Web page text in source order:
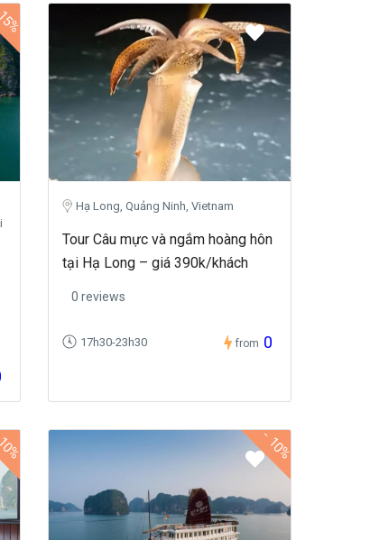
Hạ Long, Quảng Ninh, Vietnam
Tour Câu mực và ngắm hoàng hôn
tại Hạ Long – giá 390k/khách
0 reviews
17h30-23h30 from 0
-
10%